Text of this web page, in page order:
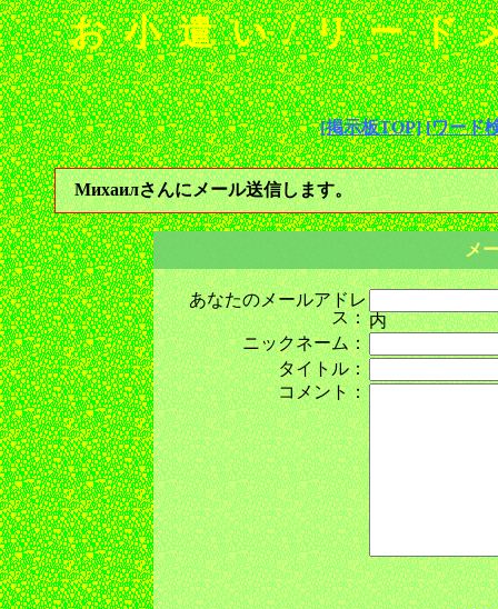
お小遣い/リード
[掲示板TOP] [ワード
Михаилさんにメール送信します。
メ
あなたのメールアドレ
ス：内
ニックネーム：
タイトル：
コメント：